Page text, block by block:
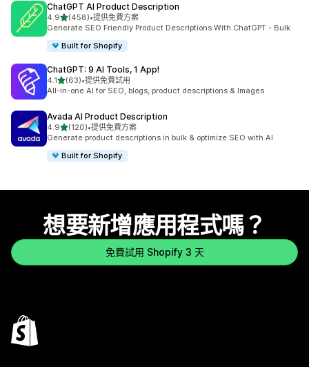
ChatGPT AI Product Description
4.9滿分 5 顆星
(458)
共有 458 則評價
•提供免費方案
Generate SEO Friendly Product Descriptions With ChatGPT - Bulk
Built for Shopify
ChatGPT: 9 AI Tools, 1 App!
4.1滿分 5 顆星
(63)
共有 63 則評價
•提供免費試用
All-in-one AI for SEO, blogs, product descriptions & Images
Avada AI Product Description
4.9滿分 5 顆星
(120)
共有 120 則評價
•提供免費方案
Generate product descriptions in bulk & optimize SEO with AI
Built for Shopify
想要新增應用程式嗎？
免費試用 Shopify 3 天